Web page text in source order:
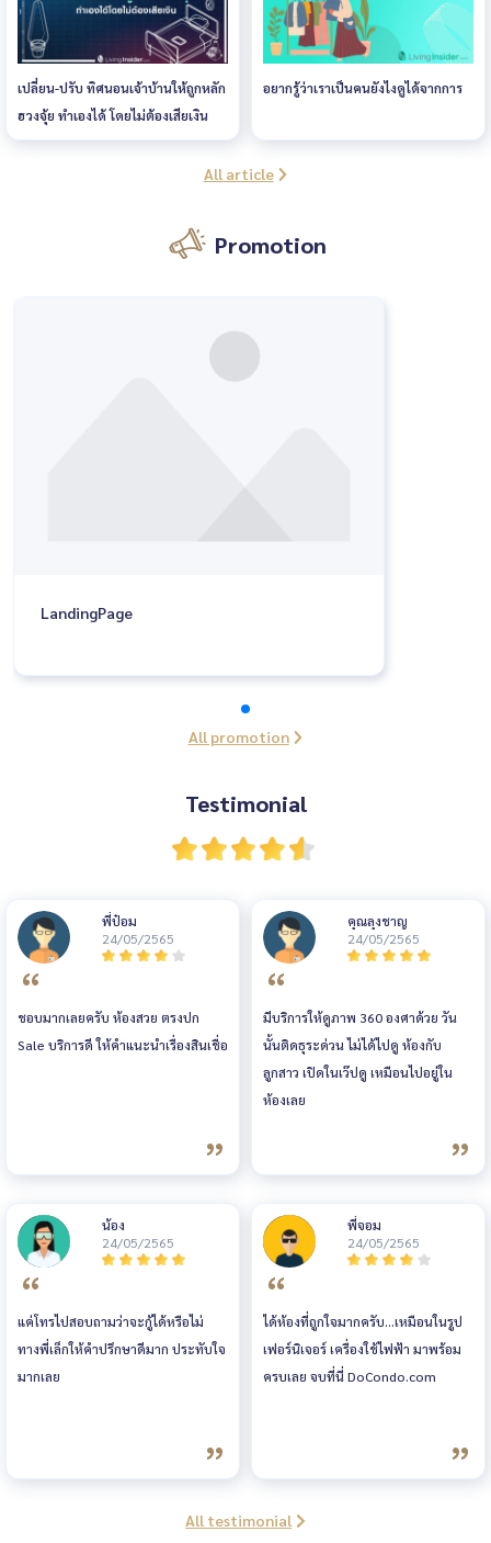
เปลี่ยน-ปรับ ทิศนอนเจ้าบ้านให้ถูกหลัก
ฮวงจุ้ย ทำเองได้ โดยไม่ต้องเสียเงิน
อยากรู้ว่าเราเป็นคนยังไงดูได้จากการ
All article
Promotion
LandingPage
All promotion
Testimonial
พี่ป๋อม
24/05/2565
ชอบมากเลยครับ ห้องสวย ตรงปก
Sale บริการดี ให้คำแนะนำเรื่องสินเชื่อ
คุณลุงชาญ
24/05/2565
มีบริการให้ดูภาพ 360 องศาด้วย วัน
นั้นติดธุระด่วน ไม่ได้ไปดู ห้องกับ
ลูกสาว เปิดในเว๊ปดู เหมือนไปอยู่ใน
ห้องเลย
น้อง
24/05/2565
แค่โทรไปสอบถามว่าจะกู้ได้หรือไม่
ทางพี่เล็กให้คำปรึกษาดีมาก ประทับใจ
มากเลย
พี่จอม
24/05/2565
ได้ห้องที่ถูกใจมากครับ...เหมือนในรูป
เฟอร์นิเจอร์ เครื่องใช้ไฟฟ้า มาพร้อม
ครบเลย จบที่นี่ DoCondo.com
All testimonial